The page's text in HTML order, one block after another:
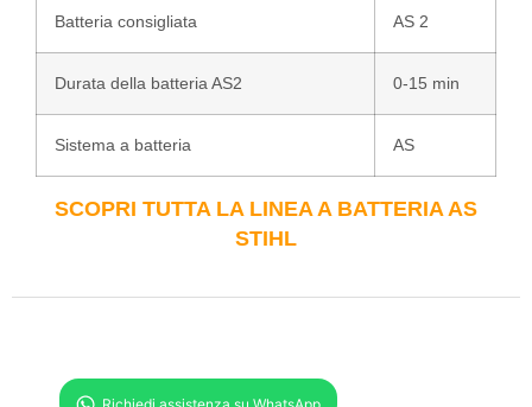
Batteria consigliata AS 2
Durata della batteria AS2 0-15 min
Sistema a batteria AS
SCOPRI TUTTA LA LINEA A BATTERIA AS
STIHL